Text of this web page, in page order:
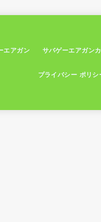
エアガン サバゲーエアガン
プライバシー ポリシ